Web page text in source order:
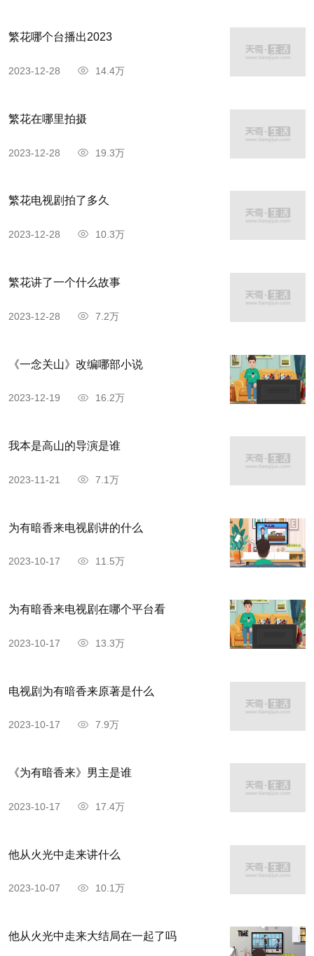
繁花哪个台播出2023
2023-12-28 14.4万
繁花在哪里拍摄
2023-12-28 19.3万
繁花电视剧拍了多久
2023-12-28 10.3万
繁花讲了一个什么故事
2023-12-28 7.2万
《一念关山》改编哪部小说
2023-12-19 16.2万
我本是高山的导演是谁
2023-11-21 7.1万
为有暗香来电视剧讲的什么
2023-10-17 11.5万
为有暗香来电视剧在哪个平台看
2023-10-17 13.3万
电视剧为有暗香来原著是什么
2023-10-17 7.9万
《为有暗香来》男主是谁
2023-10-17 17.4万
他从火光中走来讲什么
2023-10-07 10.1万
他从火光中走来大结局在一起了吗